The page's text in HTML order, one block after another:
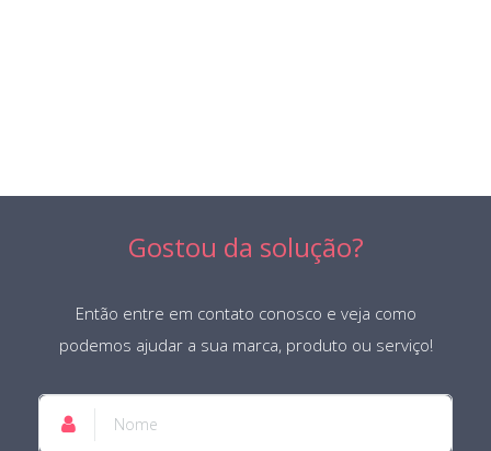
Gostou da solução?
Então entre em contato conosco e veja como
podemos ajudar a sua marca, produto ou serviço!